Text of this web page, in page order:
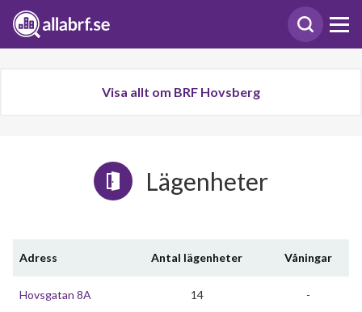
Visa allt om BRF Hovsberg
Lägenheter
Adress Antal lägenheter Våningar
Hovsgatan 8A 14 -